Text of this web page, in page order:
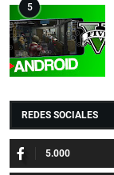
REDES SOCIALES
5.000